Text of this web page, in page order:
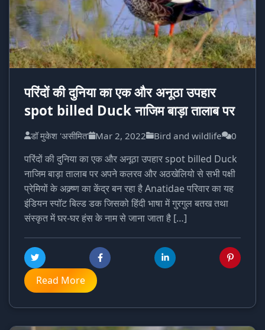
परिंदों की दुनिया का एक और अनूठा उपहार
spot billed Duck नाजिम बाड़ा तालाब पर
डॉ मुकेश 'असीमित' Mar 2, 2022 Bird and wildlife 0
परिंदों की दुनिया का एक और अनूठा उपहार spot billed Duck
नाजिम बाड़ा तालाब पर अपने कलरव और अठखेलियो से सभी पक्षी
प्रेमियों के अक्र्ष्ण का केंद्र बन रहा है Anatidae परिवार का यह
इंडियन स्पॉट बिल्ड डक जिसको हिंदी भाषा में गुरगुल बतख तथा
संस्कृत में घर-घर हंस के नाम से जाना जाता है […]
Read More